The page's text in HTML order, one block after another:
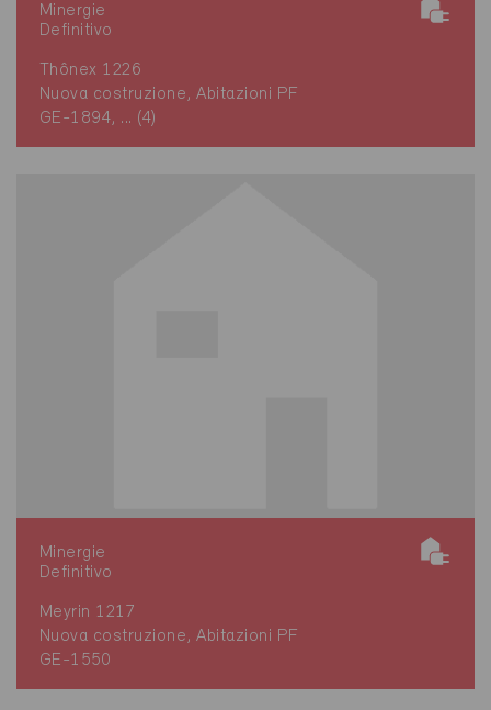
Minergie
Definitivo
Thônex 1226
Nuova costruzione, Abitazioni PF
GE-1894, ... (4)
Minergie
Definitivo
Meyrin 1217
Nuova costruzione, Abitazioni PF
GE-1550